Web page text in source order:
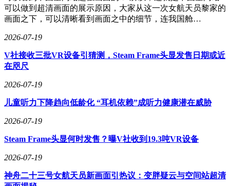
可以做到超清画面的展示原因，大家从这一次女航天员黎家的
画面之下，可以清晰看到画面之中的细节，连我国舱…
2026-07-19
V社接收三批VR设备引猜测，Steam Frame头显发售日期或近
在咫尺
2026-07-19
儿童听力下降趋向低龄化 “耳机依赖”成听力健康潜在威胁
2026-07-19
Steam Frame头显何时发售？曝V社收到19.3吨VR设备
2026-07-19
神舟二十三号女航天员新画面引热议：变胖疑云与空间站超清